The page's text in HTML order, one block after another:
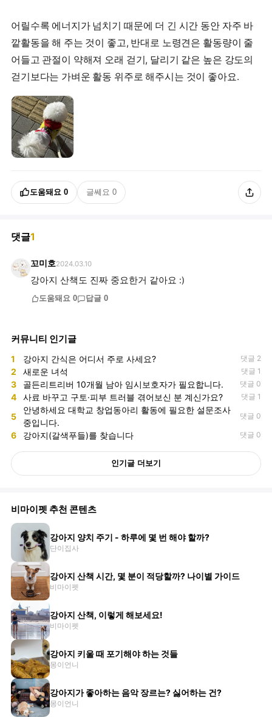
어릴수록 에너지가 넘치기 때문에 더 긴 시간 동안 자주 바
깥활동을 해 주는 것이 좋고, 반대로 노령견은 활동량이 줄
어들고 관절이 약해져 오래 걷기, 달리기 같은 높은 강도의
걷기보다는 가벼운 활동 위주로 해주시는 것이 좋아요.
도움돼요 0 글쎄요 0
댓글1
꼬미호2024.03.10
강아지 산책도 진짜 중요한거 같아요 :)
도움돼요 0 답글 0
커뮤니티 인기글
1 강아지 간식은 어디서 주로 사세요? 댓글 2
2 새로운 녀석 댓글 1
3 골든리트리버 10개월 남아 임시보호자가 필요합니다. 댓글 0
4 사료 바꾸고 구토·피부 트러블 겪어보신 분 계신가요? 댓글 1
5
안녕하세요 대학교 창업동아리 활동에 필요한 설문조사
중입니다.
댓글 0
6 강아지(갈색푸들)를 찾습니다 댓글 0
인기글 더보기
비마이펫 추천 콘텐츠
강아지 양치 주기 - 하루에 몇 번 해야 할까?
단이집사
강아지 산책 시간, 몇 분이 적당할까? 나이별 가이드
비마이펫
강아지 산책, 이렇게 해보세요!
비마이펫
강아지 키울 때 포기해야 하는 것들
몽이언니
강아지가 좋아하는 음악 장르는? 싫어하는 건?
몽이언니